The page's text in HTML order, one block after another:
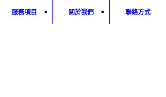
服務項目 關於我們 聯絡方式